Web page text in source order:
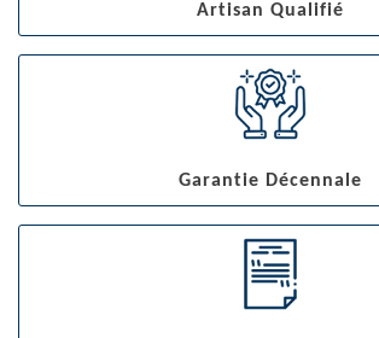
Artisan Qualifié
Garantie Décennale